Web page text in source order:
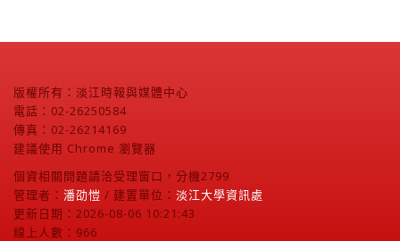
版權所有：淡江時報與媒體中心
電話：02-26250584
傳真：02-26214169
建議使用 Chrome 瀏覽器
個資相關問題請洽受理窗口，分機2799
管理者： 潘劭愷 / 建置單位： 淡江大學資訊處
更新日期：2026-08-06 10:21:43
線上人數：966